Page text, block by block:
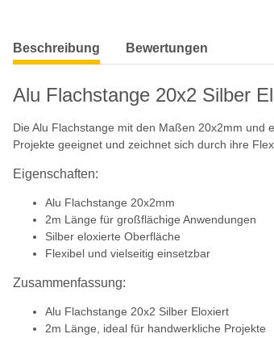
weitere Registerkarten anzeigen
Beschreibung Bewertungen
Alu Flachstange 20x2 Silber
Die Alu Flachstange mit den Maßen 20x2mm und
Projekte geeignet und zeichnet sich durch ihre
Eigenschaften:
Alu Flachstange 20x2mm
2m Länge für großflächige Anwendungen
Silber eloxierte Oberfläche
Flexibel und vielseitig einsetzbar
Zusammenfassung:
Alu Flachstange 20x2 Silber Eloxiert
2m Länge, ideal für handwerkliche Projekte